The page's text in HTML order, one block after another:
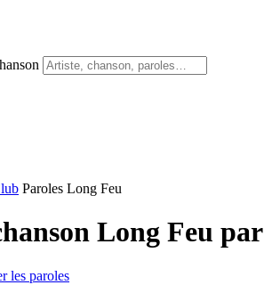
Paroles Long Feu
Long Feu par
les paroles